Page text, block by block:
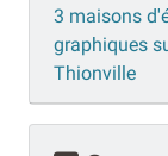
3 maisons
graphiques
Thionville